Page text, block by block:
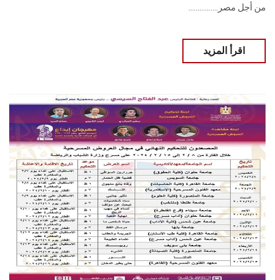
من أجل مصر................
اقرأ المزيد